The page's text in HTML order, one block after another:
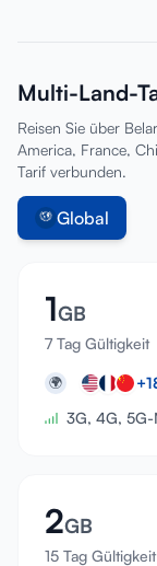
Multi-Land-
Reisen Sie über
America, France,
Tarif verbunden.
Global
1GB
7 Tag Gültigkeit
🌍 +
3G, 4G, 5G-
2GB
15 Tag Gültigkeit